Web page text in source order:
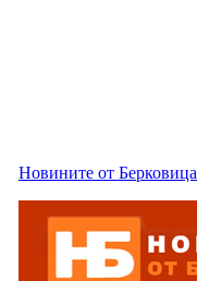
Новините от Берковица